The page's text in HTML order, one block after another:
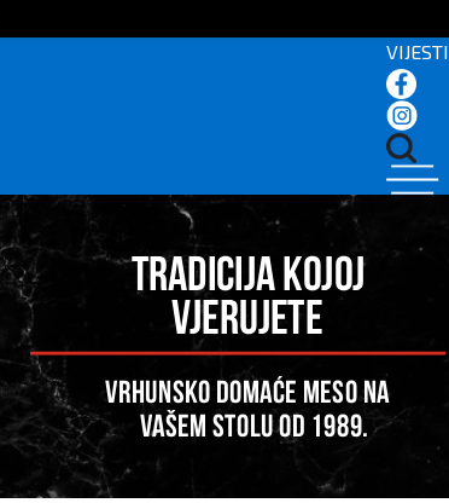
VIJESTI